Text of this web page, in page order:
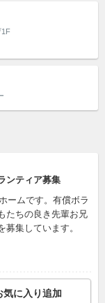
1F
ンティア募集
ームです。有償ボラ
たちの良き先輩お兄
集しています。
気に入り追加